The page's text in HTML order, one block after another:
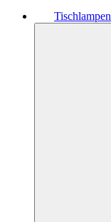
Tischlampen